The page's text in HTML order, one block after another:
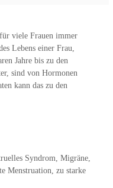
viele Frauen immer
Lebens einer Frau,
Jahre bis zu den
sind von Hormonen
kann das zu den
Syndrom, Migräne,
Menstruation, zu starke